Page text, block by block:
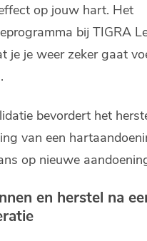
op jouw hart. Het
bij TIGRA
je je weer zeker gaat
bevordert het
van een
op nieuwe
en herstel na